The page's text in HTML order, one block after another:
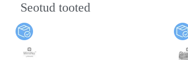
Seotud tooted